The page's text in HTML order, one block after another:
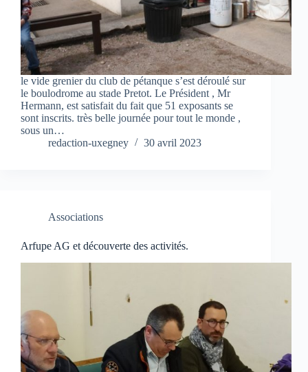
le vide grenier du club de pétanque s’est déroulé sur
le boulodrome au stade Pretot. Le Président , Mr
Hermann, est satisfait du fait que 51 exposants se
sont inscrits. très belle journée pour tout le monde ,
sous un…
redaction-uxegney
30 avril 2023
Associations
Arfupe AG et découverte des activités.